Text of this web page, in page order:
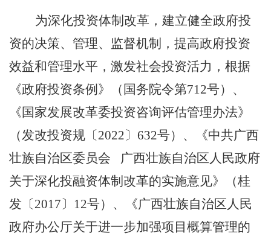
为深化投资体制改革，建立健全政府投
资的决策、管理、监督机制，提高政府投资
效益和管理水平，激发社会投资活力，根据
《政府投资条例》（国务院令第712号）、
《国家发展改革委投资咨询评估管理办法》
（发改投资规〔2022〕 632号）、
《中共广西
壮族自治区委员会
广西壮族自治区人民政府
关于深化投融资体制改革的实施意见》（桂
发〔2017〕 12号）、《广西壮族自治区人民
政府办公厅关于进一步加强项目概算管理的